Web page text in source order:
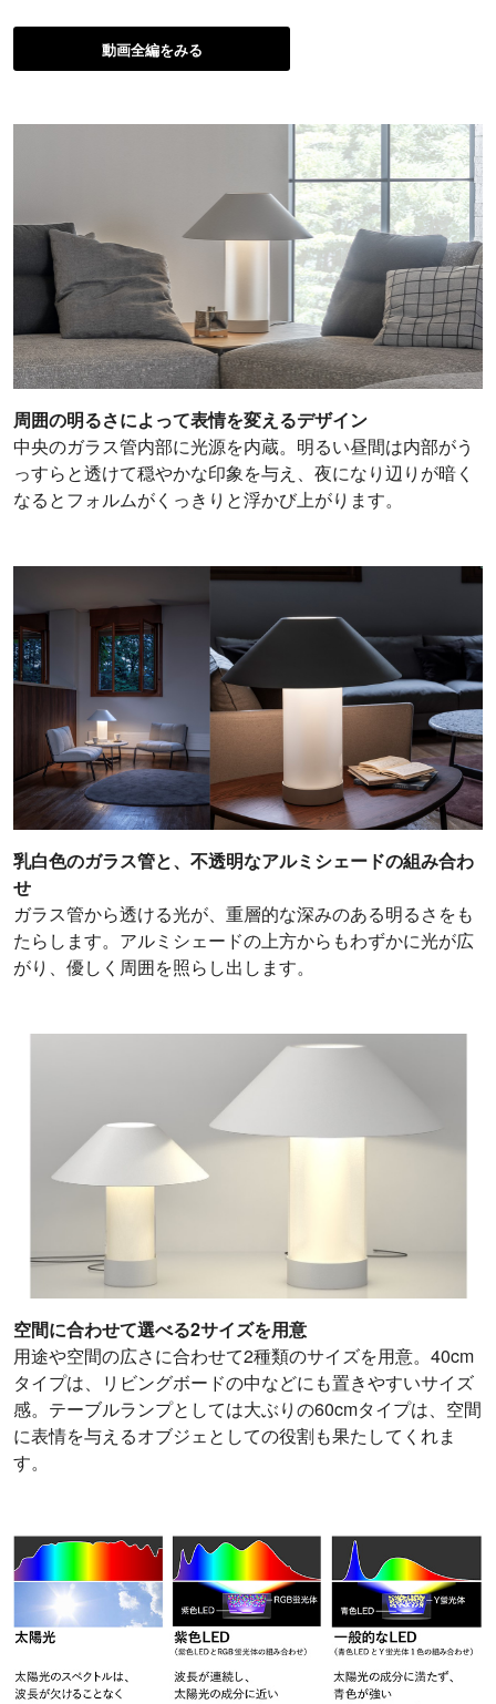
動画全編をみる
周囲の明るさによって表情を変えるデザイン
中央のガラス管内部に光源を内蔵。明るい昼間は内部がう
っすらと透けて穏やかな印象を与え、夜になり辺りが暗く
なるとフォルムがくっきりと浮かび上がります。
乳白色のガラス管と、不透明なアルミシェードの組み合わ
せ
ガラス管から透ける光が、重層的な深みのある明るさをも
たらします。アルミシェードの上方からもわずかに光が広
がり、優しく周囲を照らし出します。
空間に合わせて選べる2サイズを用意
用途や空間の広さに合わせて2種類のサイズを用意。40cm
タイプは、リビングボードの中などにも置きやすいサイズ
感。テーブルランプとしては大ぶりの60cmタイプは、空間
に表情を与えるオブジェとしての役割も果たしてくれま
す。